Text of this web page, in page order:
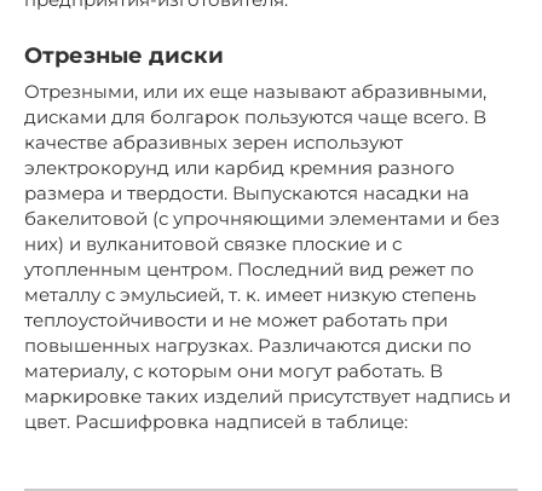
Отрезные диски
Отрезными, или их еще называют абразивными,
дисками для болгарок пользуются чаще всего. В
качестве абразивных зерен используют
электрокорунд или карбид кремния разного
размера и твердости. Выпускаются насадки на
бакелитовой (с упрочняющими элементами и без
них) и вулканитовой связке плоские и с
утопленным центром. Последний вид режет по
металлу с эмульсией, т. к. имеет низкую степень
теплоустойчивости и не может работать при
повышенных нагрузках. Различаются диски по
материалу, с которым они могут работать. В
маркировке таких изделий присутствует надпись и
цвет. Расшифровка надписей в таблице: